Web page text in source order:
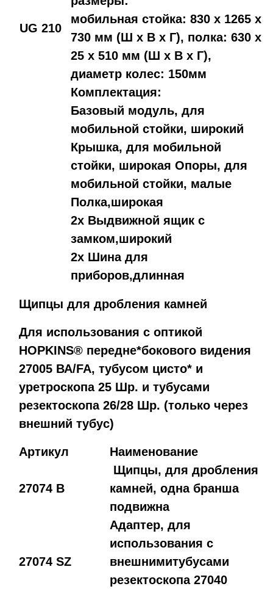
UG 210
мобильная стойка: 830 x 1265 x
730 мм (Ш x В x Г), полка: 630 x
25 x 510 мм (Ш x В x Г),
диаметр колес: 150мм
Комплектация:
Базовый модуль, для
мобильной стойки, широкий
Крышка, для мобильной
стойки, широкая Опоры, для
мобильной стойки, малые
Полка,широкая
2x Выдвижной ящик с
замком,широкий
2x Шина для
приборов,длинная
Щипцы для дробления камней
Для использования с оптикой
HOPKINS® передне*бокового видения
27005 ВА/FA, тубусом цисто* и
уретроскопа 25 Шр. и тубусами
резектоскопа 26/28 Шр. (только через
внешний тубус)
Артикул Наименование
27074 B
Щипцы, для дробления
камней, одна бранша
подвижна
27074 SZ
Адаптер, для
использования с
внешнимитубусами
резектоскопа 27040